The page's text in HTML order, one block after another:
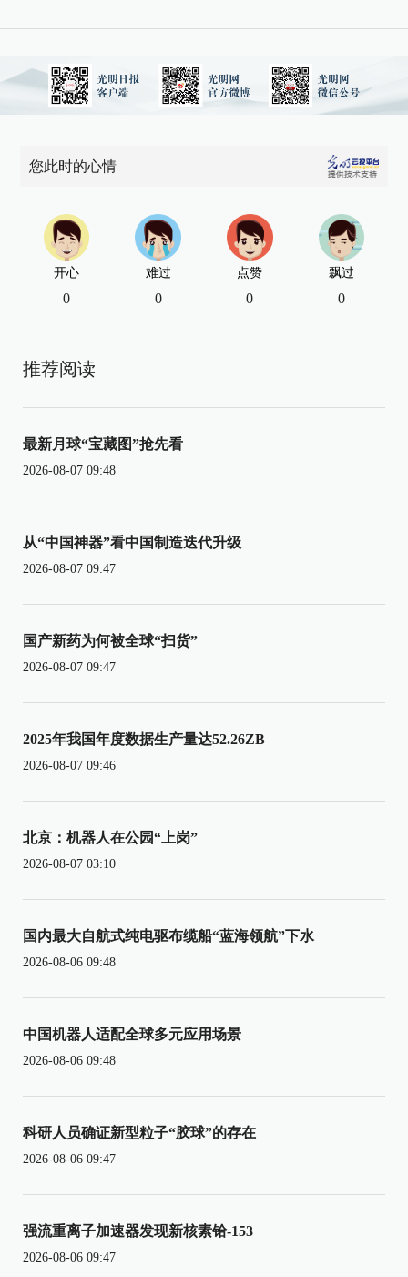
您此时的心情
开心
0
难过
0
点赞
0
飘过
0
推荐阅读
最新月球“宝藏图”抢先看
2026-08-07 09:48
从“中国神器”看中国制造迭代升级
2026-08-07 09:47
国产新药为何被全球“扫货”
2026-08-07 09:47
2025年我国年度数据生产量达52.26ZB
2026-08-07 09:46
北京：机器人在公园“上岗”
2026-08-07 03:10
国内最大自航式纯电驱布缆船“蓝海领航”下水
2026-08-06 09:48
中国机器人适配全球多元应用场景
2026-08-06 09:48
科研人员确证新型粒子“胶球”的存在
2026-08-06 09:47
强流重离子加速器发现新核素铪-153
2026-08-06 09:47